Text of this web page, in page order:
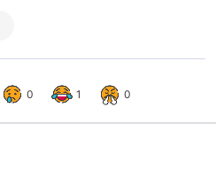
0 1 0